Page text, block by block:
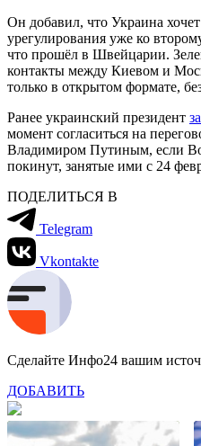
Он добавил, что Украина
урегулирования уже ко
что прошёл в Швейцарии.
контакты между Киевом и
только в открытом формате,
Ранее украинский президент
момент согласиться на
Владимиром Путиным, если
покинут, занятые ими с 24
ПОДЕЛИТЬСЯ В
Telegram
Vkontakte
Сделайте Инфо24 вашим
ДОБАВИТЬ